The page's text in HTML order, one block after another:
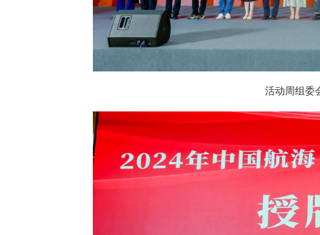
活动周组委